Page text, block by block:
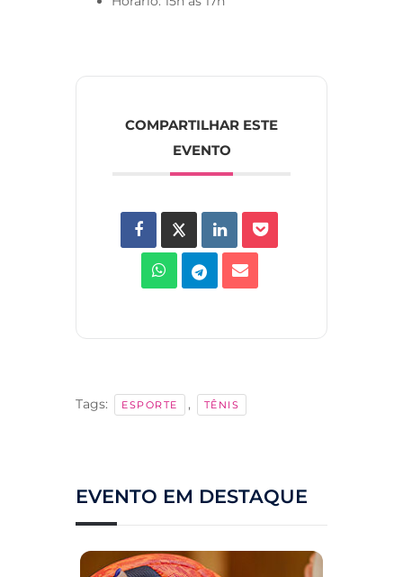
COMPARTILHAR ESTE
EVENTO
Tags: ESPORTE , TÊNIS
EVENTO EM DESTAQUE